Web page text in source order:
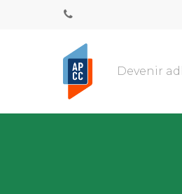
Devenir